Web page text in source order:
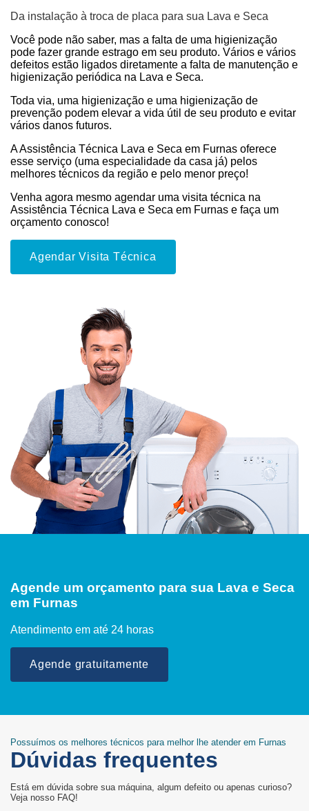
Da instalação à troca de placa para sua Lava e Seca
Você pode não saber, mas a falta de uma higienização
pode fazer grande estrago em seu produto. Vários e vários
defeitos estão ligados diretamente a falta de manutenção e
higienização periódica na Lava e Seca.
Toda via, uma higienização e uma higienização de
prevenção podem elevar a vida útil de seu produto e evitar
vários danos futuros.
A Assistência Técnica Lava e Seca em Furnas oferece
esse serviço (uma especialidade da casa já) pelos
melhores técnicos da região e pelo menor preço!
Venha agora mesmo agendar uma visita técnica na
Assistência Técnica Lava e Seca em Furnas e faça um
orçamento conosco!
Agendar Visita Técnica
Agende um orçamento para sua Lava e Seca
em Furnas
Atendimento em até 24 horas
Agende gratuitamente
Possuímos os melhores técnicos para melhor lhe atender em Furnas
Dúvidas frequentes
Está em dúvida sobre sua máquina, algum defeito ou apenas curioso?
Veja nosso FAQ!